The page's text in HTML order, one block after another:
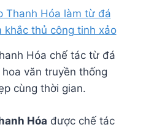
Hóa chế tác từ đá
văn truyền thống
cùng thời gian.
Hóa được chế tác